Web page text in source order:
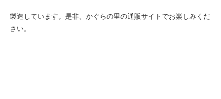
製造しています。是非、かぐらの里の通販サイトでお楽しみくだ
さい。